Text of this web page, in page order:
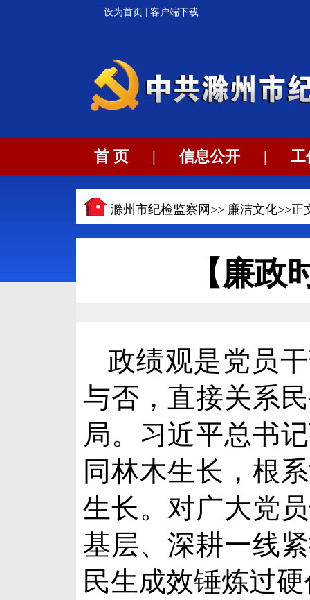
设为首页 客户端下载
首 页 | 信息公开 | 工
滁州市纪检监察网>> 廉洁文化>>正
【廉
政绩观是党员
与否，直接关系
局。习近平总书
同林木生长，根
生长。对广大党
基层、深耕一线
民生成效锤炼过